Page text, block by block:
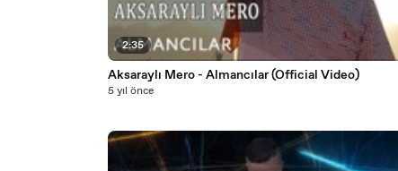
2:35
Aksaraylı Mero - Almancılar (Official Video)
5 yıl önce